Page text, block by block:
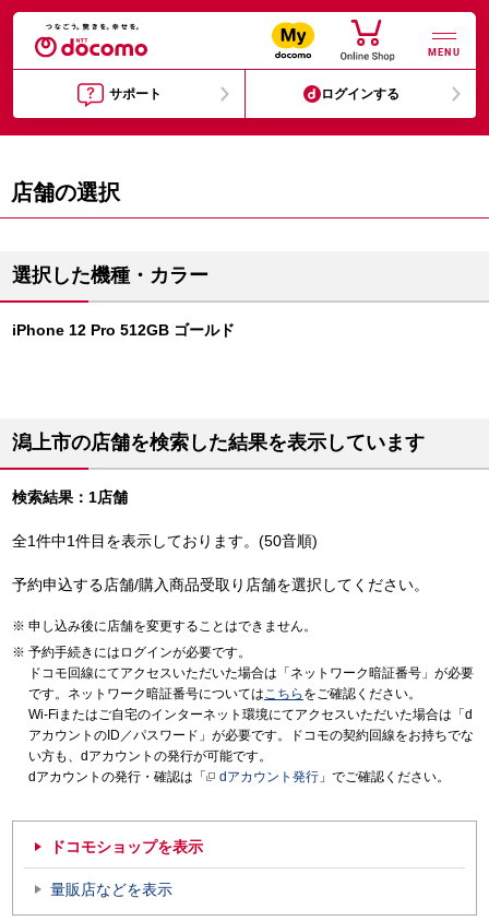
MENU
サポート ログインする
店舗の選択
選択した機種・カラー
iPhone 12 Pro 512GB ゴールド
潟上市の店舗を検索した結果を表示しています
検索結果：1店舗
全1件中1件目を表示しております。(50音順)
予約申込する店舗/購入商品受取り店舗を選択してください。
申し込み後に店舗を変更することはできません。
予約手続きにはログインが必要です。
ドコモ回線にてアクセスいただいた場合は「ネットワーク暗証番号」が必要
です。ネットワーク暗証番号についてはこちら をご確認ください。
Wi-Fiまたはご自宅のインターネット環境にてアクセスいただいた場合は「d
アカウントのID／パスワード」が必要です。ドコモの契約回線をお持ちでな
い方も、dアカウントの発行が可能です。
dアカウントの発行・確認は「
dアカウント発行 」でご確認ください。
ドコモショップを表示
量販店などを表示